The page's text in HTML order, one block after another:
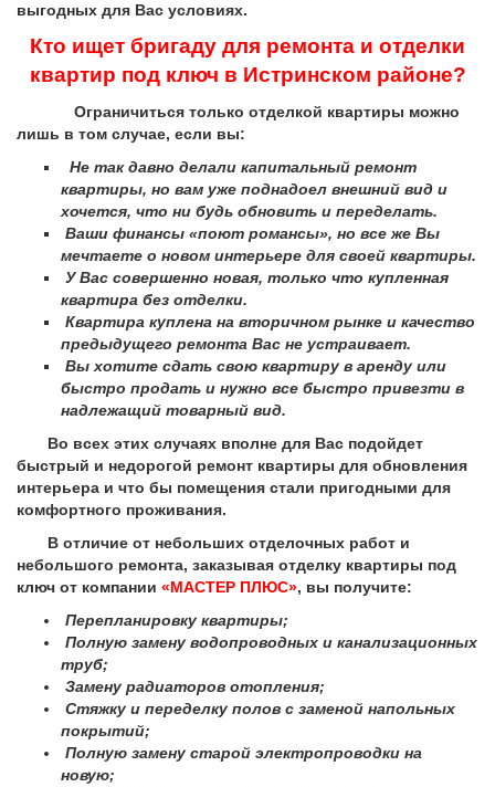
выгодных для Вас условиях.
Кто ищет бригаду для ремонта и отделки
квартир под ключ в Истринском районе?
Ограничиться только отделкой квартиры можно
лишь в том случае, если вы:
Не так давно делали капитальный ремонт
квартиры, но вам уже поднадоел внешний вид и
хочется, что ни будь обновить и переделать.
Ваши финансы «поют романсы», но все же Вы
мечтаете о новом интерьере для своей квартиры.
У Вас совершенно новая, только что купленная
квартира без отделки.
Квартира куплена на вторичном рынке и качество
предыдущего ремонта Вас не устраивает.
Вы хотите сдать свою квартиру в аренду или
быстро продать и нужно все быстро привезти в
надлежащий товарный вид.
Во всех этих случаях вполне для Вас подойдет
быстрый и недорогой ремонт квартиры для обновления
интерьера и что бы помещения стали пригодными для
комфортного проживания.
В отличие от небольших отделочных работ и
небольшого ремонта, заказывая отделку квартиры под
ключ от компании «МАСТЕР ПЛЮС», вы получите:
Перепланировку квартиры;
Полную замену водопроводных и канализационных
труб;
Замену радиаторов отопления;
Стяжку и переделку полов с заменой напольных
покрытий;
Полную замену старой электропроводки на
новую;